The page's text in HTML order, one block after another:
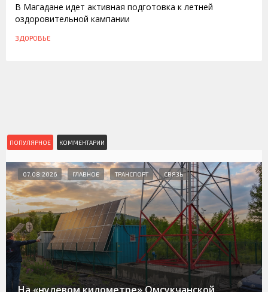
В Магадане идет активная подготовка к летней
оздоровительной кампании
ЗДОРОВЬЕ
ПОПУЛЯРНОЕ КОММЕНТАРИИ
07.08.2026 ГЛАВНОЕ ТРАНСПОРТ СВЯЗЬ